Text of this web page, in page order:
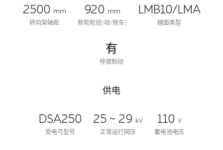
2500 mm
转向架轴距
920 mm
新轮轮径(动/拖车)
LMB10/LMA
踏面类型
有
停放制动
供电
DSA250
受电弓型号
25 ~ 29
kV
正常运行网压
110 V
蓄电池电压